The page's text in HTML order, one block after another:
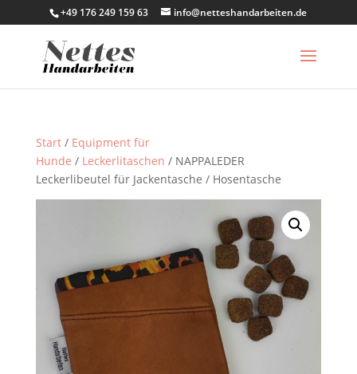
+49 176 249 159 63 info@netteshandarbeiten.de
Start/ Equipment für
Hunde / Leckerlitaschen / NAPPALEDER
Leckerlibeutel für Jackentasche / Hosentasche